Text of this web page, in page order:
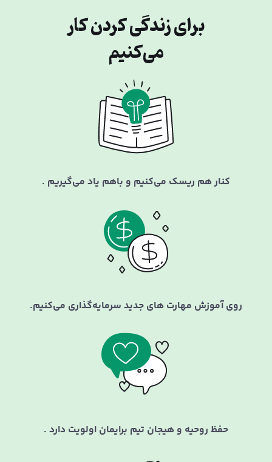
برای زندگی کردن کار
می‌کنیم
کنار هم ریسک می‌کنیم و باهم یاد می‌گیریم .
روی آموزش مهارت های جدید سرمایه‌گذاری می‌کنیم.
حفظ روحیه و هیجان تیم برایمان اولویت دارد .